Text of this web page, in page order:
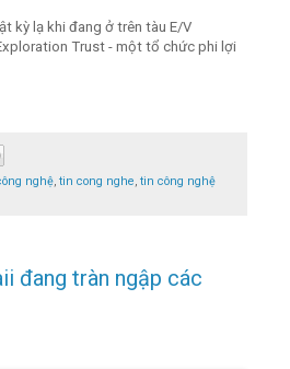
kỳ lạ khi đang ở trên tàu E/V
Trust - một tổ chức phi lợi
nghệ tin cong nghe tin công nghệ
đang tràn ngập các